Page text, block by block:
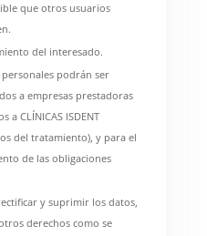
que otros usuarios
del interesado.
personales podrán ser
a empresas prestadoras
a CLÍNICAS ISDENT
del tratamiento), y para el
de las obligaciones
y suprimir los datos,
derechos como se